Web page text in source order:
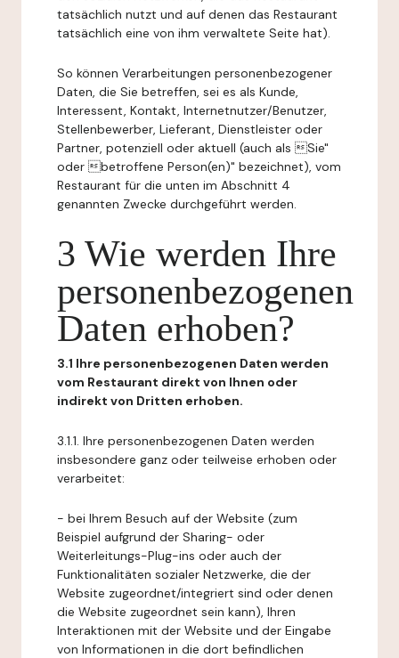
tatsächlich nutzt und auf denen das Restaurant
tatsächlich eine von ihm verwaltete Seite hat).
So können Verarbeitungen personenbezogener
Daten, die Sie betreffen, sei es als Kunde,
Interessent, Kontakt, Internetnutzer/Benutzer,
Stellenbewerber, Lieferant, Dienstleister oder
Partner, potenziell oder aktuell (auch als Sie"
oder betroffene Person(en)" bezeichnet), vom
Restaurant für die unten im Abschnitt 4
genannten Zwecke durchgeführt werden.
3 Wie werden Ihre
personenbezogenen
Daten erhoben?
3.1 Ihre personenbezogenen Daten werden
vom Restaurant direkt von Ihnen oder
indirekt von Dritten erhoben.
3.1.1. Ihre personenbezogenen Daten werden
insbesondere ganz oder teilweise erhoben oder
verarbeitet:
- bei Ihrem Besuch auf der Website (zum
Beispiel aufgrund der Sharing- oder
Weiterleitungs-Plug-ins oder auch der
Funktionalitäten sozialer Netzwerke, die der
Website zugeordnet/integriert sind oder denen
die Website zugeordnet sein kann), Ihren
Interaktionen mit der Website und der Eingabe
von Informationen in die dort befindlichen